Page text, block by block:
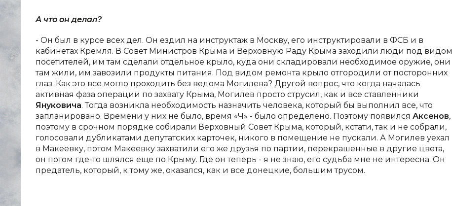
А что он делал?
- Он был в курсе всех дел. Он ездил на инструктаж в Москву, его инструктировали в ФСБ и в
кабинетах Кремля. В Совет Министров Крыма и Верховную Раду Крыма заходили люди под видом
посетителей, им там сделали отдельное крыло, куда они складировали необходимое оружие, они
там жили, им завозили продукты питания. Под видом ремонта крыло отгородили от посторонних
глаз. Как это все могло проходить без ведома Могилева? Другой вопрос, что когда началась
активная фаза операции по захвату Крыма, Могилев просто струсил, как и все ставленники
Януковича. Тогда возникла необходимость назначить человека, который бы выполнил все, что
запланировано. Времени у них не было, время «Ч» - было определено. Поэтому появился Аксенов,
поэтому в срочном порядке собирали Верховный Совет Крыма, который, кстати, так и не собрали,
голосовали дубликатами депутатских карточек, никого в помещение не пускали. А Могилев уехал
в Макеевку, потом Макеевку захватили его же друзья по партии, перекрашенные в другие цвета,
он потом где-то шлялся еще по Крыму. Где он теперь - я не знаю, его судьба мне не интересна. Он
предатель, который, к тому же, оказался, как и все донецкие, большим трусом.